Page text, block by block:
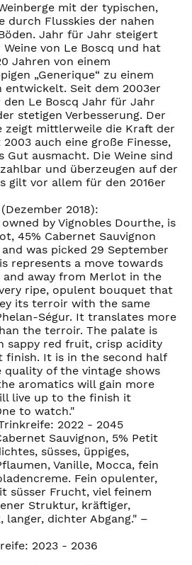
mit der typischen,
durch Flusskies der nahen
Jahr für Jahr steigert
von Le Boscq und hat
Jahren von einem
„Generique“ zu einem
entwickelt. Seit dem 2003er
Le Boscq Jahr für Jahr
stetigen Verbesserung. Der
zeigt mittlerweile die Kraft der
auch eine große Finesse,
Gut ausmacht. Die Weine sind
und überzeugen auf der
gilt vor allem für den 2016er
2018):
owned by Vignobles Dourthe, is
45% Cabernet Sauvignon
was picked 29 September
represents a move towards
and away from Merlot in the
ripe, opulent bouquet that
its terroir with the same
Ségur. It translates more
the terroir. The palate is
sappy red fruit, crisp acidity
finish. It is in the second half
of the vintage shows
aromatics will gain more
live up to the finish it
to watch."
2022 - 2045
Sauvignon, 5% Petit
süsses, üppiges,
Vanille, Mocca, fein
Fein opulenter,
süsser Frucht, viel feinem
Struktur, kräftiger,
dichter Abgang." –
2023 - 2036